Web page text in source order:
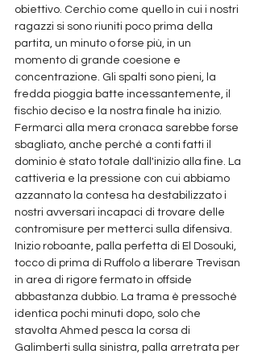
obiettivo. Cerchio come quello in cui i nostri
ragazzi si sono riuniti poco prima della
partita, un minuto o forse più, in un
momento di grande coesione e
concentrazione. Gli spalti sono pieni, la
fredda pioggia batte incessantemente, il
fischio deciso e la nostra finale ha inizio.
Fermarci alla mera cronaca sarebbe forse
sbagliato, anche perché a conti fatti il
dominio è stato totale dall'inizio alla fine. La
cattiveria e la pressione con cui abbiamo
azzannato la contesa ha destabilizzato i
nostri avversari incapaci di trovare delle
contromisure per metterci sulla difensiva.
Inizio roboante, palla perfetta di El Dosouki,
tocco di prima di Ruffolo a liberare Trevisan
in area di rigore fermato in offside
abbastanza dubbio. La trama è pressoché
identica pochi minuti dopo, solo che
stavolta Ahmed pesca la corsa di
Galimberti sulla sinistra, palla arretrata per